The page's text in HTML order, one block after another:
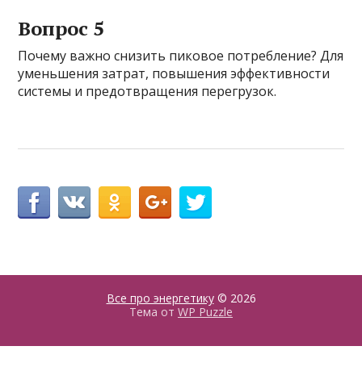
Вопрос 5
Почему важно снизить пиковое потребление? Для
уменьшения затрат, повышения эффективности
системы и предотвращения перегрузок.
Все про энергетику© 2026
Тема от WP Puzzle